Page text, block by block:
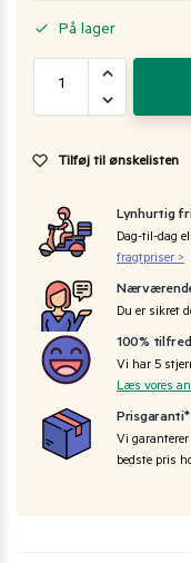
På lager
Tilføj til ønskelisten
Lynhurtig
Dag-til-dag
fragtpriser >
Du er sikret
100%
Vi har 5
Læs vores
Prisgaranti*
Vi
bedste pris